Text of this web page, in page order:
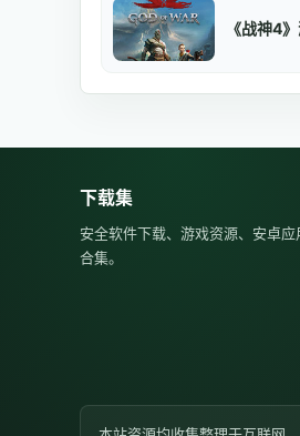
《战神4
下载集
安全软件下载、游戏资源、安卓
合集。